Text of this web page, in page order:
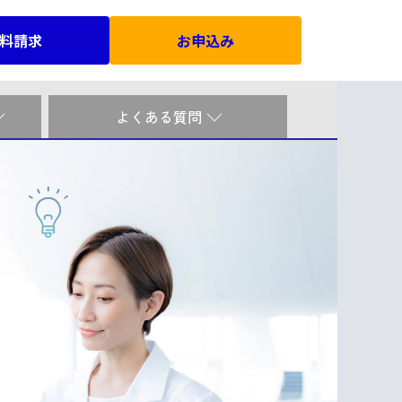
請求 お申込み
よくある質問